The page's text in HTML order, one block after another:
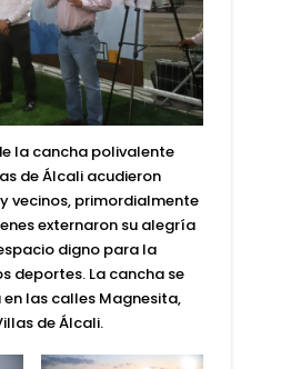
la cancha polivalente
de Álcali acudieron
vecinos, primordialmente
externaron su alegría
digno para la
deportes. La cancha se
las calles Magnesita,
de Álcali.